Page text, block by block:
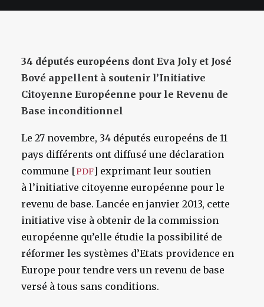
34 députés européens dont Eva Joly et José
Bové appellent à soutenir l’Initiative
Citoyenne Européenne pour le Revenu de
Base inconditionnel
Le 27 novembre, 34 députés europeéns de 11
pays différents ont diffusé une déclaration
commune [PDF] exprimant leur soutien
à l’initiative citoyenne européenne pour le
revenu de base. Lancée en janvier 2013, cette
initiative vise à obtenir de la commission
européenne qu’elle étudie la possibilité de
réformer les systèmes d’Etats providence en
Europe pour tendre vers un revenu de base
versé à tous sans conditions.